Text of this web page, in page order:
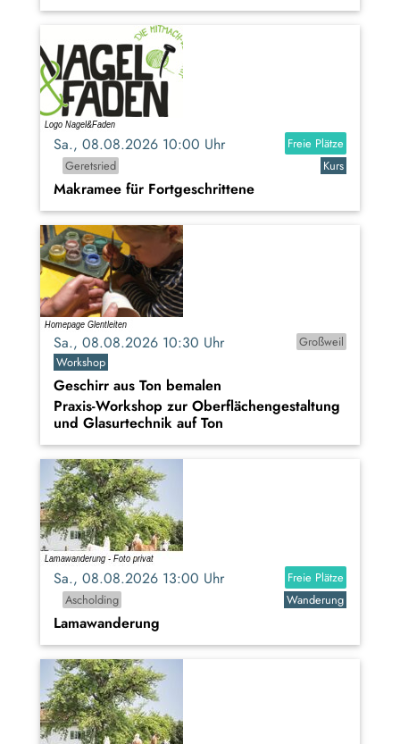
Sa., 08.08.2026 10:00 Uhr
Freie Plätze
Geretsried
Kurs
Makramee für Fortgeschrittene
Sa., 08.08.2026 10:30 Uhr
Großweil
Workshop
Geschirr aus Ton bemalen
Praxis-Workshop zur Oberflächengestaltung
und Glasurtechnik auf Ton
Sa., 08.08.2026 13:00 Uhr
Freie Plätze
Ascholding
Wanderung
Lamawanderung